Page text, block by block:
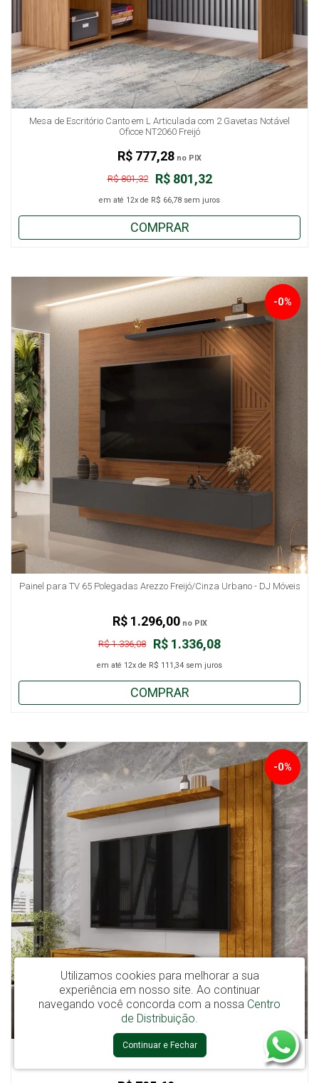
Mesa de Escritório Canto em L Articulada com 2 Gavetas Notável
Oficce NT2060 Freijó
R$ 801,32
R$ 801,32
em até 12x de R$ 66,78 sem juros
R$ 777,28 no PIX
COMPRAR
Painel para TV 65 Polegadas Arezzo Freijó/Cinza Urbano - DJ Móveis
R$ 1.336,08
R$ 1.336,08
-0%
em até 12x de R$ 111,34 sem juros
R$ 1.296,00no PIX
COMPRAR
Painel para Tv até 55 Polegadas Paraty Naturalle/off White - Móveis
-0%
Utilizamos cookies para melhorar a sua
experiência em nosso site. Ao continuar
navegando você concorda com a nossa Centro
de Distribuição.
Continuar e Fechar